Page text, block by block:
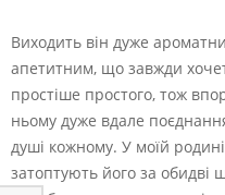
Виходить він дуже
апетитним, що завжди
простіше простого, тож
ньому дуже вдале
душі кожному. У моїй
затоптують його за обидві